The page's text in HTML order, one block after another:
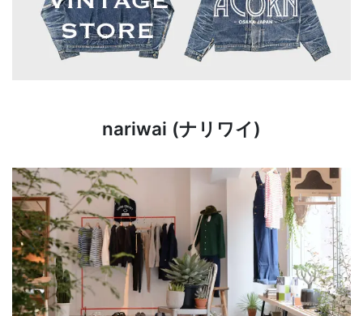
nariwai (ナリワイ)